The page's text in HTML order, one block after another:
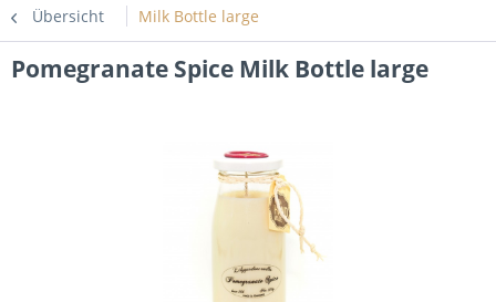
Übersicht Milk Bottle large
Pomegranate Spice Milk Bottle large